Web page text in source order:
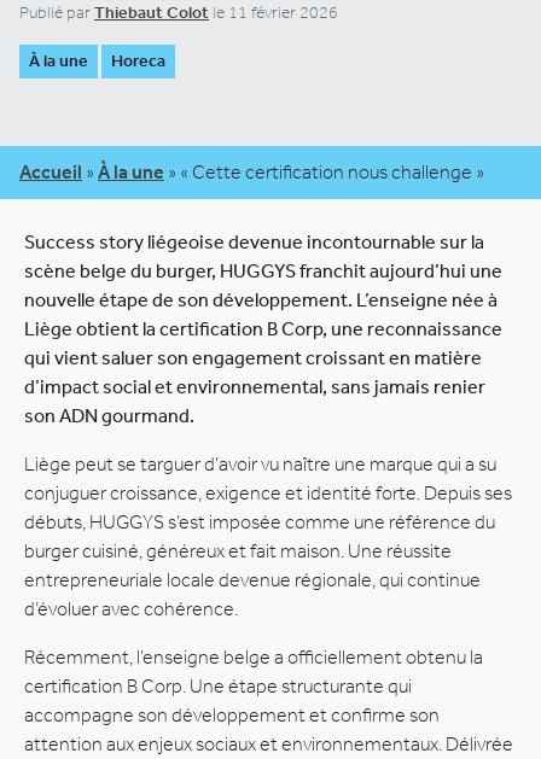
Publié parThiebaut Colot le 11 février 2026
À la une Horeca
Accueil » À la une » « Cette certification nous challenge »
Success story liégeoise devenue incontournable sur la
scène belge du burger, HUGGYS franchit aujourd’hui une
nouvelle étape de son développement. L’enseigne née à
Liège obtient la certification B Corp, une reconnaissance
qui vient saluer son engagement croissant en matière
d’impact social et environnemental, sans jamais renier
son ADN gourmand.
Liège peut se targuer d’avoir vu naître une marque qui a su
conjuguer croissance, exigence et identité forte. Depuis ses
débuts, HUGGYS s’est imposée comme une référence du
burger cuisiné, généreux et fait maison. Une réussite
entrepreneuriale locale devenue régionale, qui continue
d’évoluer avec cohérence.
Récemment, l’enseigne belge a officiellement obtenu la
certification B Corp. Une étape structurante qui
accompagne son développement et confirme son
attention aux enjeux sociaux et environnementaux. Délivrée